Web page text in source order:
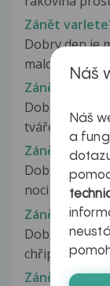
Zánět
Dobry den,je
malo stříkam
Zánět ve tváři
Dobrý den,
tváře a oteklé
Zánět
Dobrý den,
noci probudil,
Zánět
Dobrý den, již
chřipkou, ke
Zánět
Náš
Náš
a